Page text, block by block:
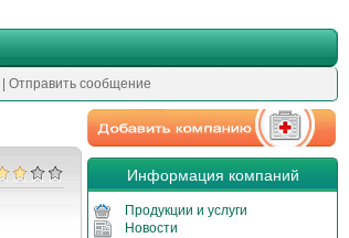
| Отправить сообщение
Информация компаний
Продукции и услуги
Новости